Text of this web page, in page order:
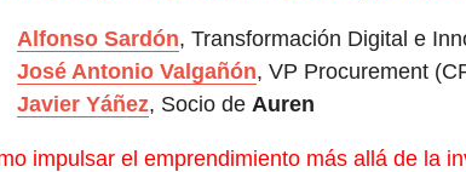
Alfonso Sardón, Transformación Digital e
José Antonio Valgañón, VP Procurement
Javier Yáñez, Socio de Auren
impulsar el emprendimiento más allá de la